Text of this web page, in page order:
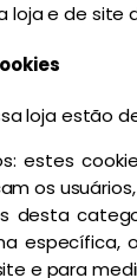
loja e de
loja estão
estes
os
desta
específica,
e para